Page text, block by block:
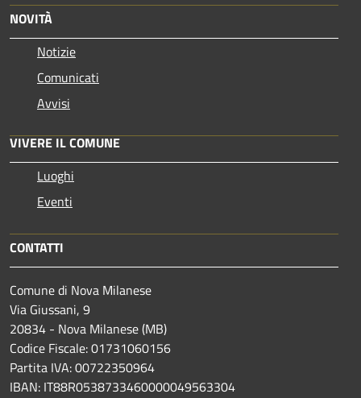
NOVITÀ
Notizie
Comunicati
Avvisi
VIVERE IL COMUNE
Luoghi
Eventi
CONTATTI
Comune di Nova Milanese
Via Giussani, 9
20834 - Nova Milanese (MB)
Codice Fiscale: 01731060156
Partita IVA: 00722350964
IBAN: IT88R0538733460000049563304